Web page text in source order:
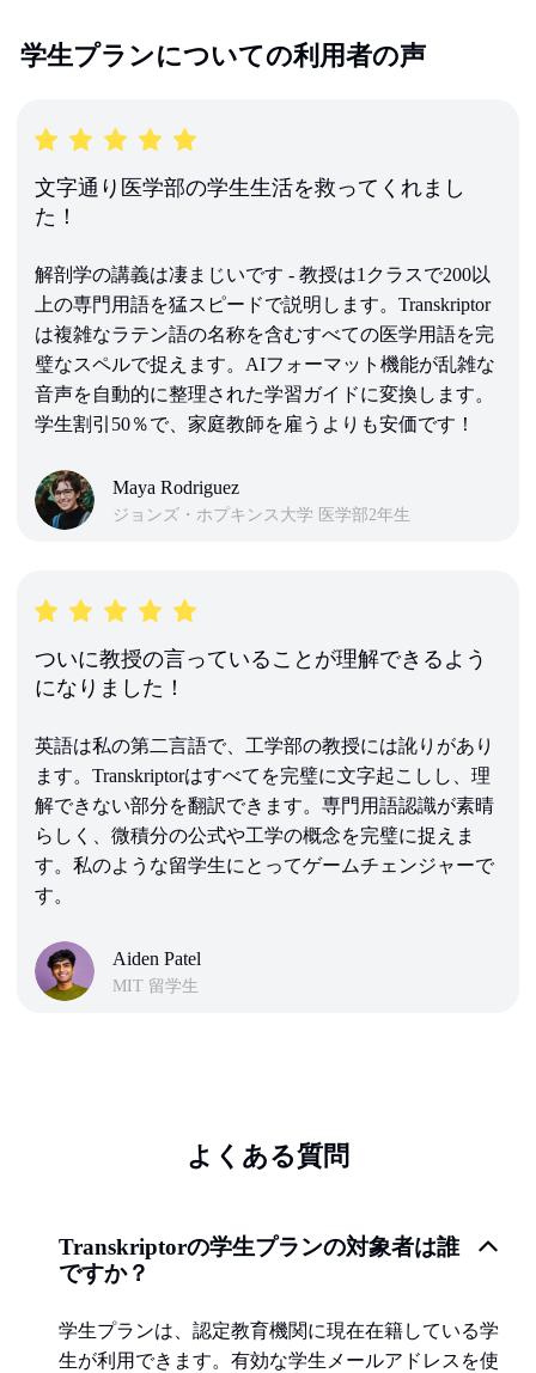
学生プランについての利用者の声
文字通り医学部の学生生活を救ってくれまし
た！
解剖学の講義は凄まじいです - 教授は1クラスで200以
上の専門用語を猛スピードで説明します。Transkriptor
は複雑なラテン語の名称を含むすべての医学用語を完
璧なスペルで捉えます。AIフォーマット機能が乱雑な
音声を自動的に整理された学習ガイドに変換します。
学生割引50％で、家庭教師を雇うよりも安価です！
Maya Rodriguez
ジョンズ・ホプキンス大学 医学部2年生
ついに教授の言っていることが理解できるよう
になりました！
英語は私の第二言語で、工学部の教授には訛りがあり
ます。Transkriptorはすべてを完璧に文字起こしし、理
解できない部分を翻訳できます。専門用語認識が素晴
らしく、微積分の公式や工学の概念を完璧に捉えま
す。私のような留学生にとってゲームチェンジャーで
す。
Aiden Patel
MIT 留学生
よくある質問
Transkriptorの学生プランの対象者は誰
ですか？
学生プランは、認定教育機関に現在在籍している学
生が利用できます。有効な学生メールアドレスを使